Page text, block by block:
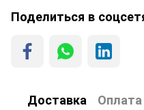
Поделиться в
Доставка Оплата